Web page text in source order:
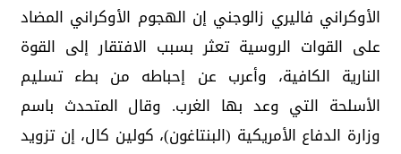
الأوكراني فاليري زالوجني إن الهجوم الأوكراني المضاد
على القوات الروسية تعثر بسبب الافتقار إلى القوة
النارية الكافية، وأعرب عن إحباطه من بطء تسليم
الأسلحة التي وعد بها الغرب. وقال المتحدث باسم
وزارة الدفاع الأمريكية (البنتاغون)، كولين كال، إن تزويد